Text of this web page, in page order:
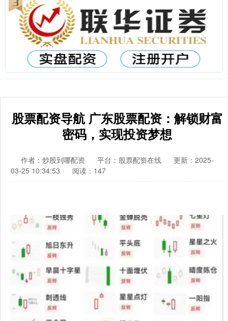
股票配资导航 广东股票配资：解锁财富
密码，实现投资梦想
作者：炒股到哪配资 平台：股票配资在线
更新：2025-
03-25 10:34:53
阅读：147